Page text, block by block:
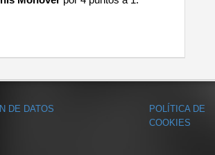
DE DATOS
POLÍTICA DE
COOKIES